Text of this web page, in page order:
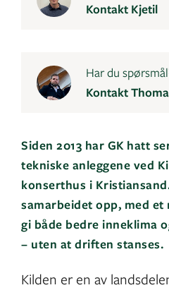
Kontakt Kjetil
Har du
Kontakt
Siden 2013 har GK hatt
tekniske anleggene ved
konserthus i
samarbeidet opp, med
gi både bedre inneklima
– uten at driften stanses.
Kilden er en av